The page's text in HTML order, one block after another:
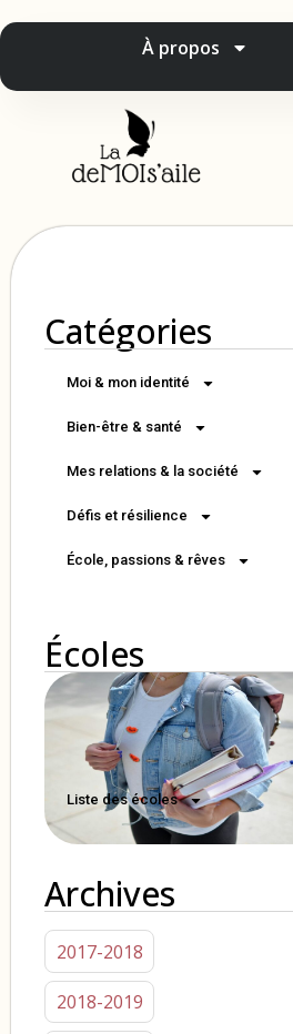
À propos
Catégories
Moi & mon identité
Bien-être & santé
Mes relations & la société
Défis et résilience
École, passions & rêves
Écoles
Liste des écoles
Archives
2017-2018
2018-2019